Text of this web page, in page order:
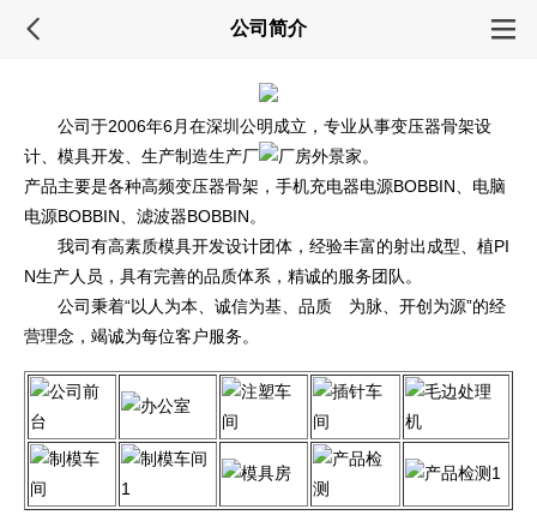
公司简介
公司于2006年6月在深圳公明成立，专业从事变压器骨架设
计、模具开发、生产制造生产厂
家。
产品主要是各种高频变压器骨架，手机充电器电源BOBBIN、电脑
电源BOBBIN、滤波器BOBBIN。
我司有高素质模具开发设计团体，经验丰富的射出成型、植PI
N生产人员，具有完善的品质体系，精诚的服务团队。
公司秉着“以人为本、诚信为基、品质 为脉、开创为源”的经
营理念，竭诚为每位客户服务。